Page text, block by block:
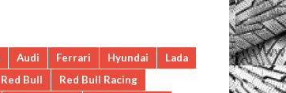
Audi Ferrari Hyundai
Lada
Red Bull
Red Bull Racing